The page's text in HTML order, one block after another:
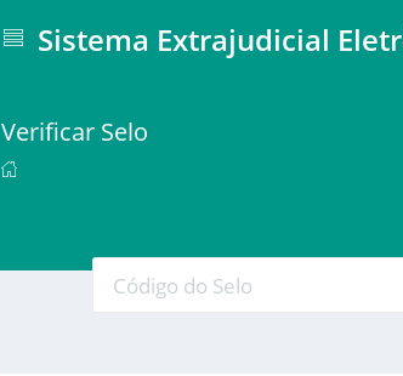
Sistema Extrajudicial
Verificar Selo